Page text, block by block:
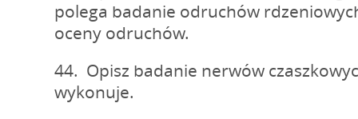
polega badanie odruchów
oceny odruchów.
44. Opisz badanie nerwów
wykonuje.